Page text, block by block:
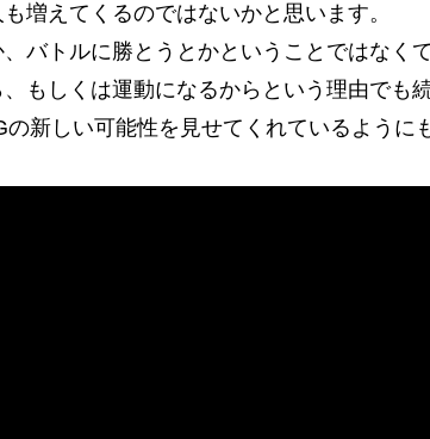
増えてくるのではないかと思います。
バトルに勝とうとかということではなく
もしくは運動になるからという理由でも
の新しい可能性を見せてくれているように